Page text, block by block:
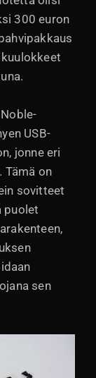
300 euron
USB-
jonne eri
on
sovitteet
puolet
sen